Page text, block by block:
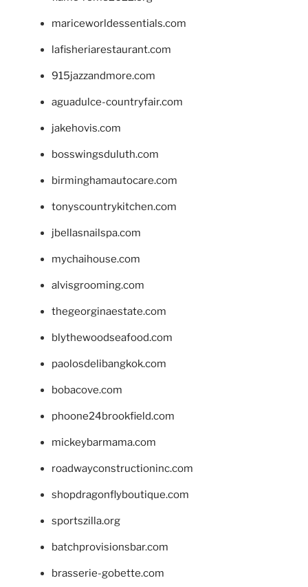
mariceworldessentials.com
lafisheriarestaurant.com
915jazzandmore.com
aguadulce-countryfair.com
jakehovis.com
bosswingsduluth.com
birminghamautocare.com
tonyscountrykitchen.com
jbellasnailspa.com
mychaihouse.com
alvisgrooming.com
thegeorginaestate.com
blythewoodseafood.com
paolosdelibangkok.com
bobacove.com
phoone24brookfield.com
mickeybarmama.com
roadwayconstructioninc.com
shopdragonflyboutique.com
sportszilla.org
batchprovisionsbar.com
brasserie-gobette.com